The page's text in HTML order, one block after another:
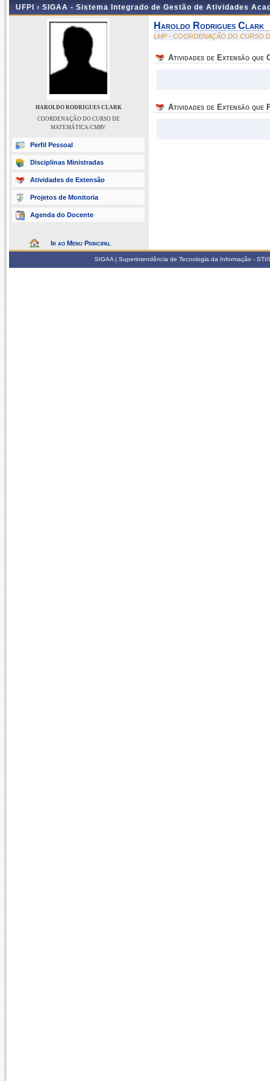
UFPI › SIGAA - Sistema Integrado de Gestão de Atividades
HAROLDO RODRIGUES CLARK
COORDENAÇÃO DO CURSO DE
MATEMÁTICA/CMRV
Perfil Pessoal
Disciplinas Ministradas
Atividades de Extensão
Projetos de Monitoria
Agenda do Docente
Ir ao Menu Principal
Haroldo Rodrigues Clark
LMP - COORDENAÇÃO DO CURSO
Atividades de Extensão que
Atividades de Extensão que
SIGAA | Superintendência de Tecnologia da Informação -